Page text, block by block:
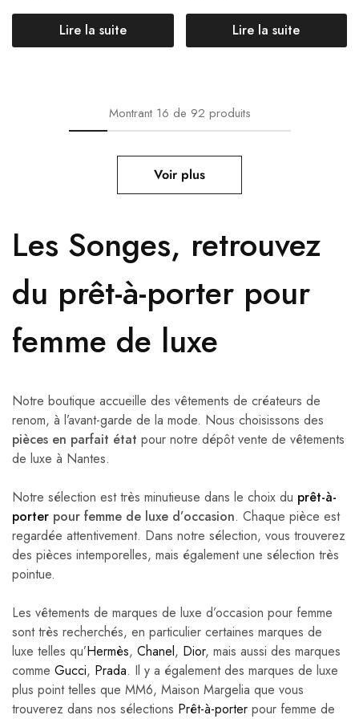
Lire la suite Lire la suite
Montrant16 de 92 produits
Voir plus
Les Songes, retrouvez
du prêt-à-porter pour
femme de luxe
Notre boutique accueille des vêtements de créateurs de
renom, à l’avant-garde de la mode. Nous choisissons des
pièces en parfait état pour notre dépôt vente de vêtements
de luxe à Nantes.
Notre sélection est très minutieuse dans le choix du prêt-à-
porter pour femme de luxe d’occasion. Chaque pièce est
regardée attentivement. Dans notre sélection, vous trouverez
des pièces intemporelles, mais également une sélection très
pointue.
Les vêtements de marques de luxe d’occasion pour femme
sont très recherchés, en particulier certaines marques de
luxe telles qu’Hermès, Chanel, Dior, mais aussi des marques
comme Gucci, Prada. Il y a également des marques de luxe
plus point telles que MM6, Maison Margelia que vous
trouverez dans nos sélections Prêt-à-porter pour femme de